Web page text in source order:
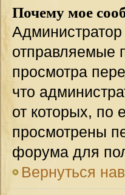
Почему мое
отправляемые
просмотра
что
от которых, по
просмотрены
форума для
Вернуться